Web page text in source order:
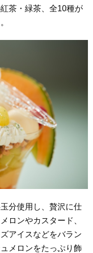
茶・緑茶、全10種が
分使用し、贅沢に仕
ロンやカスタード、
アイスなどをバラン
メロンをたっぷり飾